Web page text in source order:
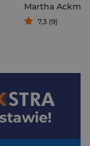
Martha
7,3 (9)